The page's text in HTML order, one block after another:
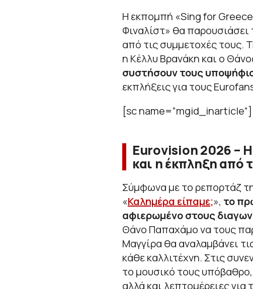
Η εκπομπή «Sing for
Φιναλίστ» θα παρουσιάσει
από τις συμμετοχές τους.
η Κέλλυ Βρανάκη και ο
συστήσουν τους
εκπλήξεις για τους
[sc name=”mgid_inarticle”]
Eurovision 2026 –
και η έκπληξη από
Σύμφωνα με το ρεπορτάζ
«Καλημέρα είπαμε;», το
αφιερωμένο στους
Θάνο Παπαχάμο να τους
Μαγγίρα θα αναλαμβάνει
κάθε καλλιτέχνη. Στις
το μουσικό τους
αλλά και λεπτομέρειες για